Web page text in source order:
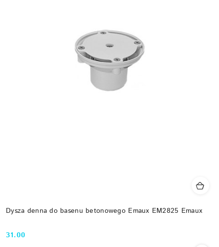
Dysza denna do basenu betonowego Emaux EM2825 Emaux
Cena:
31.00